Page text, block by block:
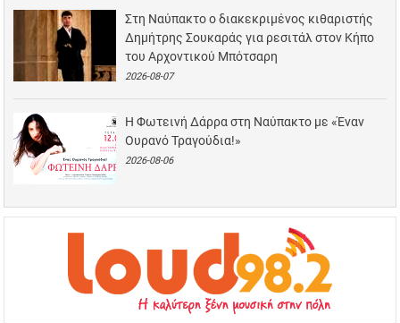
Στη Ναύπακτο ο διακεκριμένος κιθαριστής
Δημήτρης Σουκαράς για ρεσιτάλ στον Κήπο
του Αρχοντικού Μπότσαρη
2026-08-07
Η Φωτεινή Δάρρα στη Ναύπακτο με «Έναν
Ουρανό Τραγούδια!»
2026-08-06